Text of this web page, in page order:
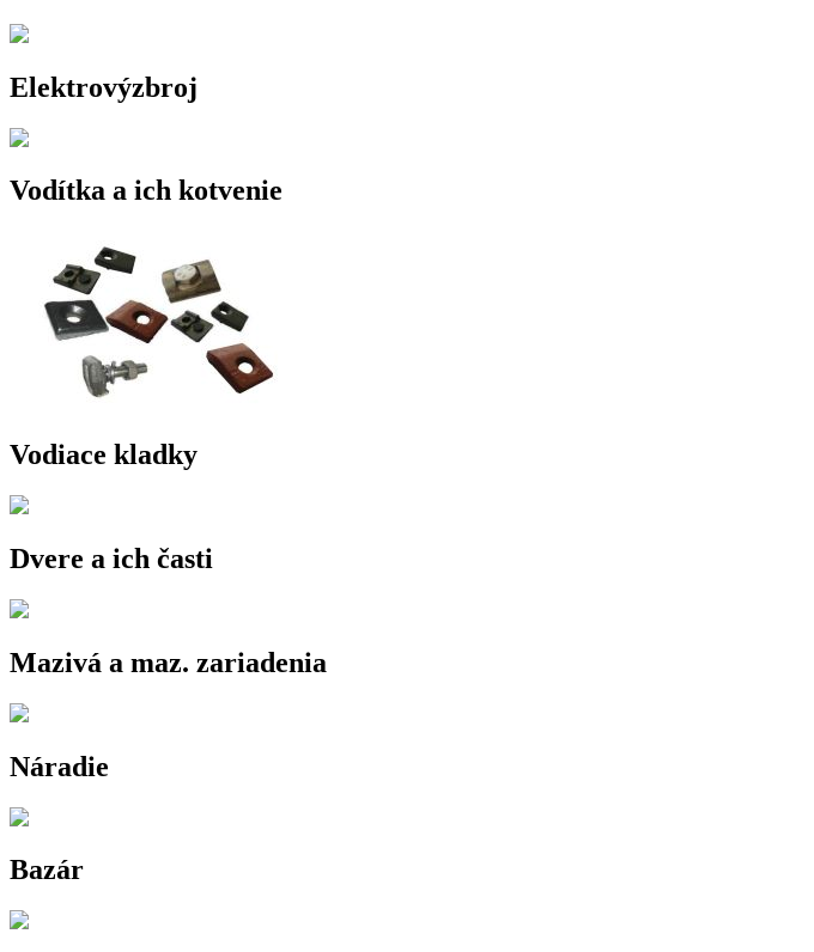
Elektrovýzbroj
Vodítka a ich kotvenie
Vodiace kladky
Dvere a ich časti
Mazivá a maz. zariadenia
Náradie
Bazár